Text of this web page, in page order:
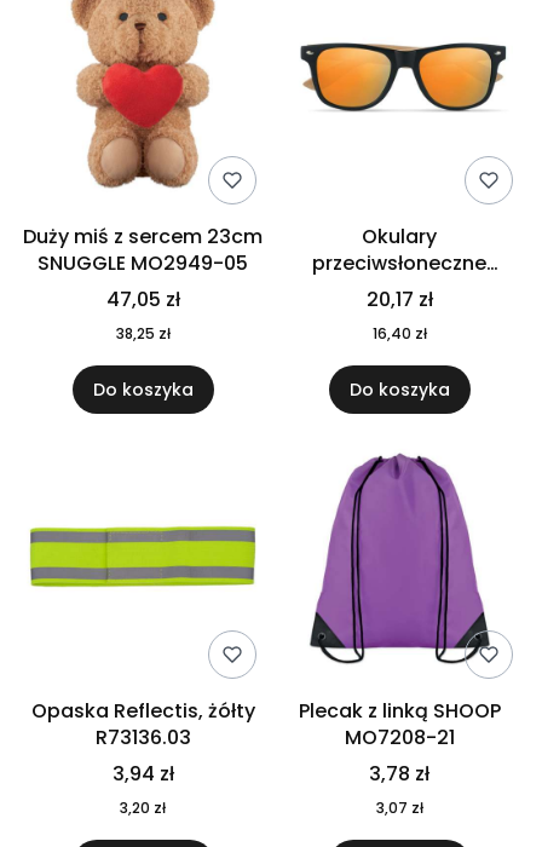
Duży miś z sercem 23cm
SNUGGLE MO2949-05
47,05 zł
38,25 zł
Do koszyka
Okulary
przeciwsłoneczne
CALIFORNIA TOUCH
MO9617-10
20,17 zł
16,40 zł
Do koszyka
Opaska Reflectis, żółty
R73136.03
3,94 zł
3,20 zł
Plecak z linką SHOOP
MO7208-21
3,78 zł
3,07 zł